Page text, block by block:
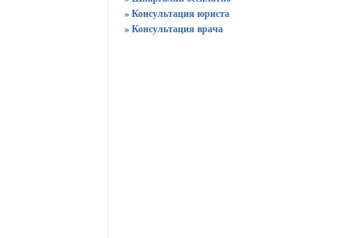
» Консультация юриста
» Консультация врача